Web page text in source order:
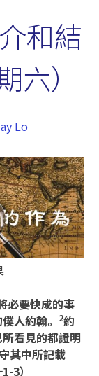
和結
）
Lo
必要快成的事
人約翰。
2約
看見的都證明
其中所記載
1-3）